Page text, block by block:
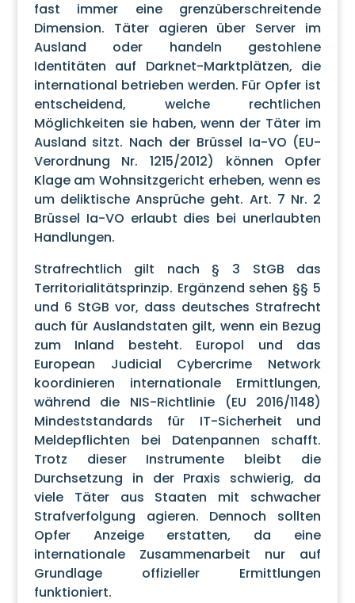
fast immer eine grenzüberschreitende
Dimension. Täter agieren über Server im
Ausland oder handeln gestohlene
Identitäten auf Darknet-Marktplätzen, die
international betrieben werden. Für Opfer ist
entscheidend, welche rechtlichen
Möglichkeiten sie haben, wenn der Täter im
Ausland sitzt. Nach der Brüssel Ia-VO (EU-
Verordnung Nr. 1215/2012) können Opfer
Klage am Wohnsitzgericht erheben, wenn es
um deliktische Ansprüche geht. Art. 7 Nr. 2
Brüssel Ia-VO erlaubt dies bei unerlaubten
Handlungen.
Strafrechtlich gilt nach § 3 StGB das
Territorialitätsprinzip. Ergänzend sehen §§ 5
und 6 StGB vor, dass deutsches Strafrecht
auch für Auslandstaten gilt, wenn ein Bezug
zum Inland besteht. Europol und das
European Judicial Cybercrime Network
koordinieren internationale Ermittlungen,
während die NIS-Richtlinie (EU 2016/1148)
Mindeststandards für IT-Sicherheit und
Meldepflichten bei Datenpannen schafft.
Trotz dieser Instrumente bleibt die
Durchsetzung in der Praxis schwierig, da
viele Täter aus Staaten mit schwacher
Strafverfolgung agieren. Dennoch sollten
Opfer Anzeige erstatten, da eine
internationale Zusammenarbeit nur auf
Grundlage offizieller Ermittlungen
funktioniert.